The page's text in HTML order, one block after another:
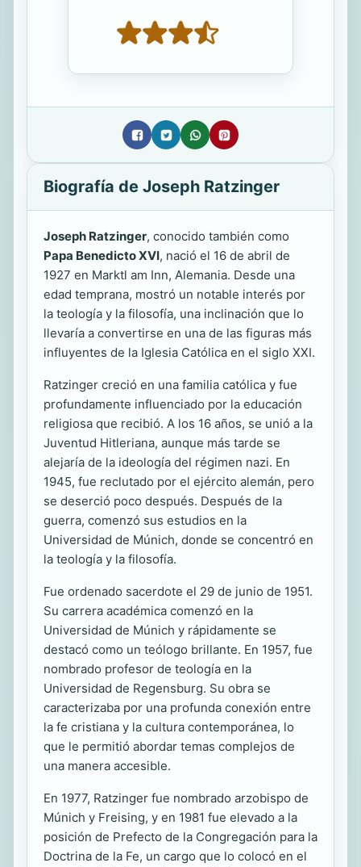
Biografía de Joseph Ratzinger
Joseph Ratzinger, conocido también como
Papa Benedicto XVI, nació el 16 de abril de
1927 en Marktl am Inn, Alemania. Desde una
edad temprana, mostró un notable interés por
la teología y la filosofía, una inclinación que lo
llevaría a convertirse en una de las figuras más
influyentes de la Iglesia Católica en el siglo XXI.
Ratzinger creció en una familia católica y fue
profundamente influenciado por la educación
religiosa que recibió. A los 16 años, se unió a la
Juventud Hitleriana, aunque más tarde se
alejaría de la ideología del régimen nazi. En
1945, fue reclutado por el ejército alemán, pero
se deserció poco después. Después de la
guerra, comenzó sus estudios en la
Universidad de Múnich, donde se concentró en
la teología y la filosofía.
Fue ordenado sacerdote el 29 de junio de 1951.
Su carrera académica comenzó en la
Universidad de Múnich y rápidamente se
destacó como un teólogo brillante. En 1957, fue
nombrado profesor de teología en la
Universidad de Regensburg. Su obra se
caracterizaba por una profunda conexión entre
la fe cristiana y la cultura contemporánea, lo
que le permitió abordar temas complejos de
una manera accesible.
En 1977, Ratzinger fue nombrado arzobispo de
Múnich y Freising, y en 1981 fue elevado a la
posición de Prefecto de la Congregación para la
Doctrina de la Fe, un cargo que lo colocó en el